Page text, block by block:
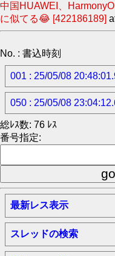
中国HUAWEI、
に似てる😂 [422186189]
No. : 書込時刻
001 : 25/05/08
050 : 25/05/08
総ﾚｽ数: 76 ﾚｽ
番号指定:
最新レス表示
スレッドの検索